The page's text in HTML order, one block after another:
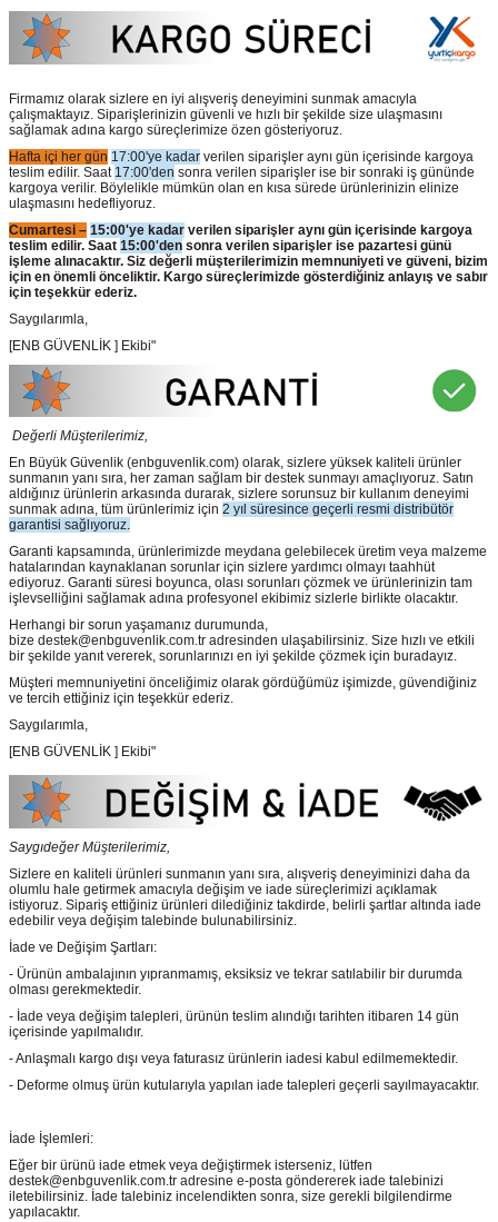
Firmamız olarak sizlere en iyi alışveriş deneyimini sunmak amacıyla
çalışmaktayız. Siparişlerinizin güvenli ve hızlı bir şekilde size ulaşmasını
sağlamak adına kargo süreçlerimize özen gösteriyoruz.
Hafta içi her gün 17:00'ye kadar verilen siparişler aynı gün içerisinde kargoya
teslim edilir. Saat 17:00'den sonra verilen siparişler ise bir sonraki iş gününde
kargoya verilir. Böylelikle mümkün olan en kısa sürede ürünlerinizin elinize
ulaşmasını hedefliyoruz.
Cumartesi – 15:00'ye kadar verilen siparişler aynı gün içerisinde kargoya
teslim edilir. Saat 15:00'den sonra verilen siparişler ise pazartesi günü
işleme alınacaktır. Siz değerli müşterilerimizin memnuniyeti ve güveni, bizim
için en önemli önceliktir. Kargo süreçlerimizde gösterdiğiniz anlayış ve sabır
için teşekkür ederiz.
Saygılarımla,
[ENB GÜVENLİK ] Ekibi"
Değerli Müşterilerimiz,
En Büyük Güvenlik (enbguvenlik.com) olarak, sizlere yüksek kaliteli ürünler
sunmanın yanı sıra, her zaman sağlam bir destek sunmayı amaçlıyoruz. Satın
aldığınız ürünlerin arkasında durarak, sizlere sorunsuz bir kullanım deneyimi
sunmak adına, tüm ürünlerimiz için 2 yıl süresince geçerli resmi distribütör
garantisi sağlıyoruz.
Garanti kapsamında, ürünlerimizde meydana gelebilecek üretim veya malzeme
hatalarından kaynaklanan sorunlar için sizlere yardımcı olmayı taahhüt
ediyoruz. Garanti süresi boyunca, olası sorunları çözmek ve ürünlerinizin tam
işlevselliğini sağlamak adına profesyonel ekibimiz sizlerle birlikte olacaktır.
Herhangi bir sorun yaşamanız durumunda,
bize destek@enbguvenlik.com.tr adresinden ulaşabilirsiniz. Size hızlı ve etkili
bir şekilde yanıt vererek, sorunlarınızı en iyi şekilde çözmek için buradayız.
Müşteri memnuniyetini önceliğimiz olarak gördüğümüz işimizde, güvendiğiniz
ve tercih ettiğiniz için teşekkür ederiz.
Saygılarımla,
[ENB GÜVENLİK ] Ekibi"
Saygıdeğer Müşterilerimiz,
Sizlere en kaliteli ürünleri sunmanın yanı sıra, alışveriş deneyiminizi daha da
olumlu hale getirmek amacıyla değişim ve iade süreçlerimizi açıklamak
istiyoruz. Sipariş ettiğiniz ürünleri dilediğiniz takdirde, belirli şartlar altında iade
edebilir veya değişim talebinde bulunabilirsiniz.
İade ve Değişim Şartları:
- Ürünün ambalajının yıpranmamış, eksiksiz ve tekrar satılabilir bir durumda
olması gerekmektedir.
- İade veya değişim talepleri, ürünün teslim alındığı tarihten itibaren 14 gün
içerisinde yapılmalıdır.
- Anlaşmalı kargo dışı veya faturasız ürünlerin iadesi kabul edilmemektedir.
- Deforme olmuş ürün kutularıyla yapılan iade talepleri geçerli sayılmayacaktır.
İade İşlemleri:
Eğer bir ürünü iade etmek veya değiştirmek isterseniz, lütfen
destek@enbguvenlik.com.tr adresine e-posta göndererek iade talebinizi
iletebilirsiniz. İade talebiniz incelendikten sonra, size gerekli bilgilendirme
yapılacaktır.